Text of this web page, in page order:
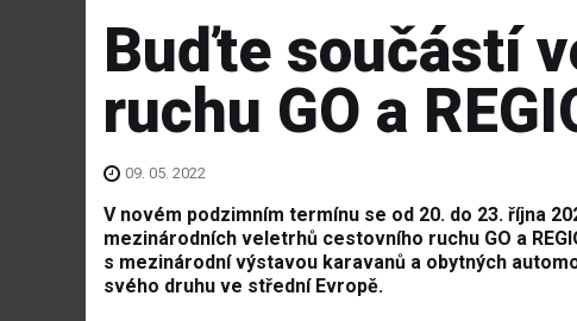
Buďte součástí
ruchu GO a
09. 05. 2022
V novém podzimním termínu se od 20. do 23. října
mezinárodních veletrhů cestovního ruchu GO a
s mezinárodní výstavou karavanů a obytných
svého druhu ve střední Evropě.